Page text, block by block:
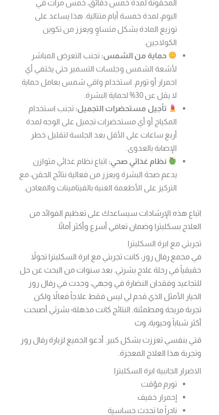
المحقونة لمدة خمس دقائق، خمس مرات في
اليوم، لمدة خمسة أيام متتالية. هذا يساعد على
توزيع المادة بشكل متساوٍ ويعزز من تكوين
الكولاجين.
حماية من الشمس: تجنب التعرض المباشر
لأشعة الشمس وجلسات التسمير حتى يختفي أي
احمرار أو تورم. استخدام واقي شمس بعامل حماية
لا يقل عن 30% لحماية البشرة.
تأجيل مستحضرات التجميل: تجنب استخدام
المكياج أو أي مستحضرات تجميل على الوجه لمدة
أربع ساعات على الأقل بعد الجلسة لتقليل خطر
الإصابة بالعدوى.
نظام غذائي صحي: اتباع نظام غذائي متوازن
يدعم صحة البشرة ويعزز من فعالية نتائج الحقن، مع
التركيز على الأطعمة الغنية بالفيتامينات والمعادن.
اتباع هذه الإرشادات سيساعدك على تعظيم الفوائد من
العلاج بسكلبترا وضمان تعافي أسرع وأكثر أمانًا.
تجربتي مع ابرة السكلبترا
في مجمع رفال روز، كانت تجربتي مع ابرة السكلبترا تحولاً
حقيقياً في رحلة علاج بشرتي. بعد سنوات من البحث عن حل
للتجاعيد وفقدان النضارة في وجهي، وجدت في رفال روز
الخيار الأمثل الذي قدم لي ليس فقط علاجاً فعالاً ولكن
تجربة مريحة ومطمئنة. النتائج كانت مذهلة؛ بشرتي أصبحت
أكثر شباباً وحيوية، وث
قتي بنفسي تعززت بشكل كبير. أدعو الجميع لزيارة رفال روز
وتجربة هذا العلاج المعجزة.
الاضرار الجانبية ابرة السكلبترا
تورم مؤقت
إحمرار خفيف
نادراً ما تحدث حساسية